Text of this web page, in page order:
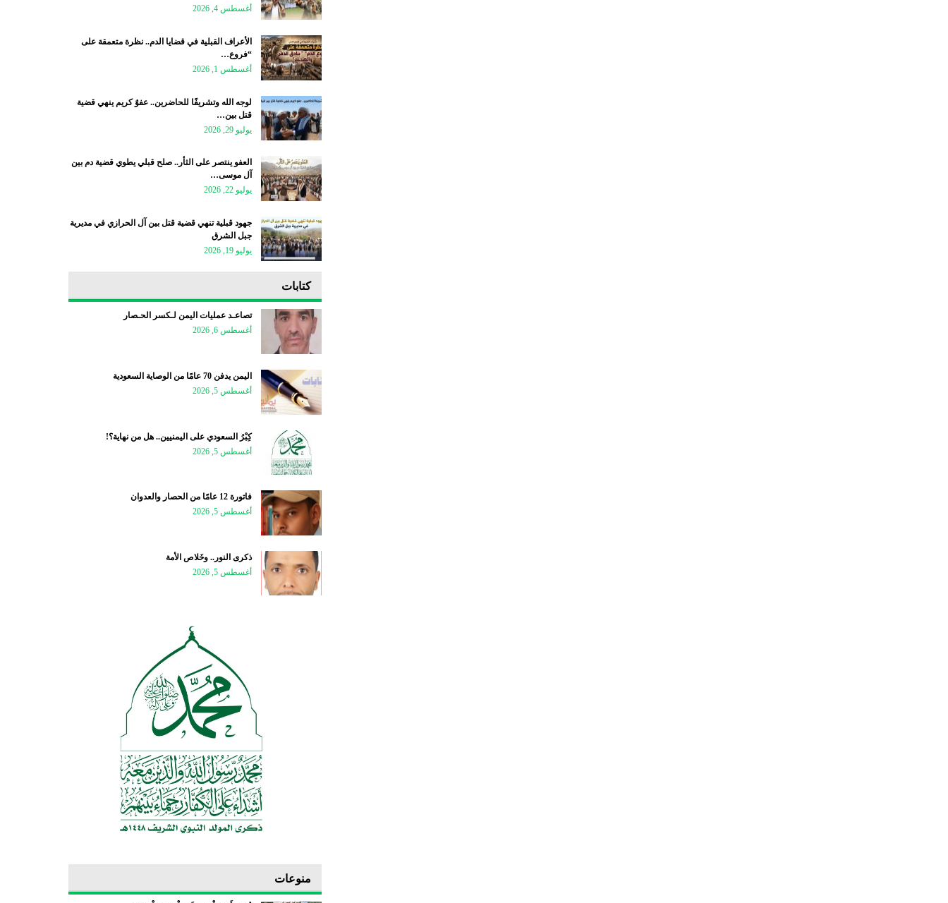
أغسطس 4, 2026
الأعراف القبلية في قضايا الدم.. نظرة متعمقة على
“فروع…
أغسطس 1, 2026
لوجه الله وتشريفًا للحاضرين.. عفوٌ كريم ينهي قضية
قتل بين…
يوليو 29, 2026
العفو ينتصر على الثأر.. صلح قبلي يطوي قضية دم بين
آل موسى…
يوليو 22, 2026
جهود قبلية تنهي قضية قتل بين آل الحرازي في مديرية
جبل الشرق
يوليو 19, 2026
كتابات
تصاعـد عمليات اليمن لـكسر الحـصار
أغسطس 6, 2026
اليمن يدفن 70 عامًا من الوصاية السعودية
أغسطس 5, 2026
كِبْرُ السعودي على اليمنيين.. هل من نهاية؟!
أغسطس 5, 2026
فاتورة 12 عامًا من الحصار والعدوان
أغسطس 5, 2026
ذكرى النور.. وخَلاص الأمة
أغسطس 5, 2026
منوعات